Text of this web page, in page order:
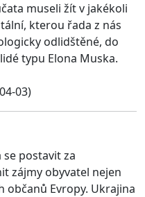
museli žít v jakékoli
kterou řada z nás
odlidštěné, do
typu Elona Muska.
03)
postavit za
zájmy obyvatel nejen
občanů Evropy. Ukrajina